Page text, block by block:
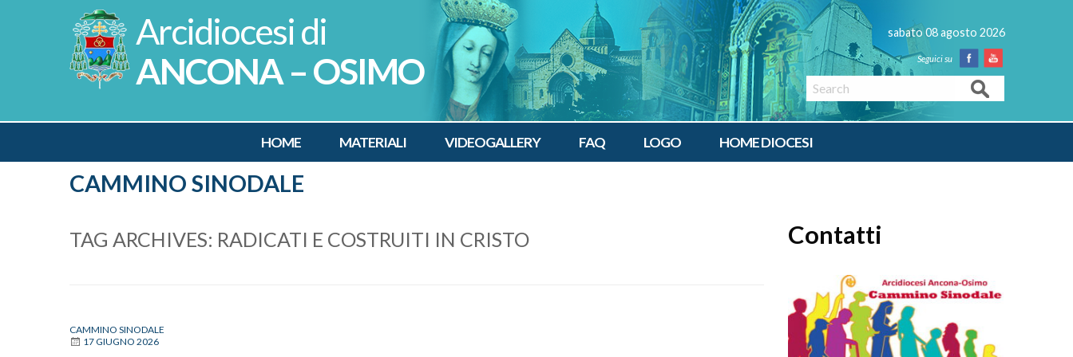
sabato 08 agosto 2026
Facebook
Youtube
Search
CAMMINO SINODALE
ANCONA – OSIMO
HOME MATERIALI VIDEOGALLERY FAQ LOGO HOME DIOCESI
TAG ARCHIVES: RADICATI E COSTRUITI IN CRISTO
CAMMINO SINODALE
17 GIUGNO 2026
Contatti